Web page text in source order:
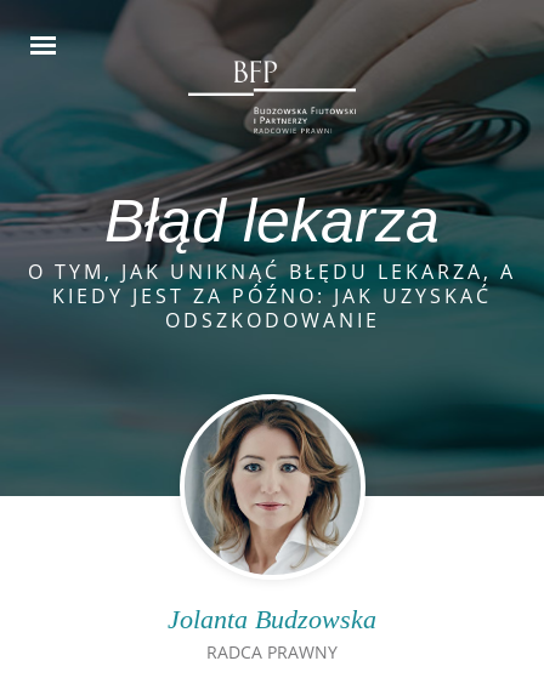
Błąd lekarza
O TYM, JAK UNIKNĄĆ BŁĘDU LEKARZA, A
KIEDY JEST ZA PÓŹNO: JAK UZYSKAĆ
ODSZKODOWANIE
Jolanta Budzowska
RADCA PRAWNY